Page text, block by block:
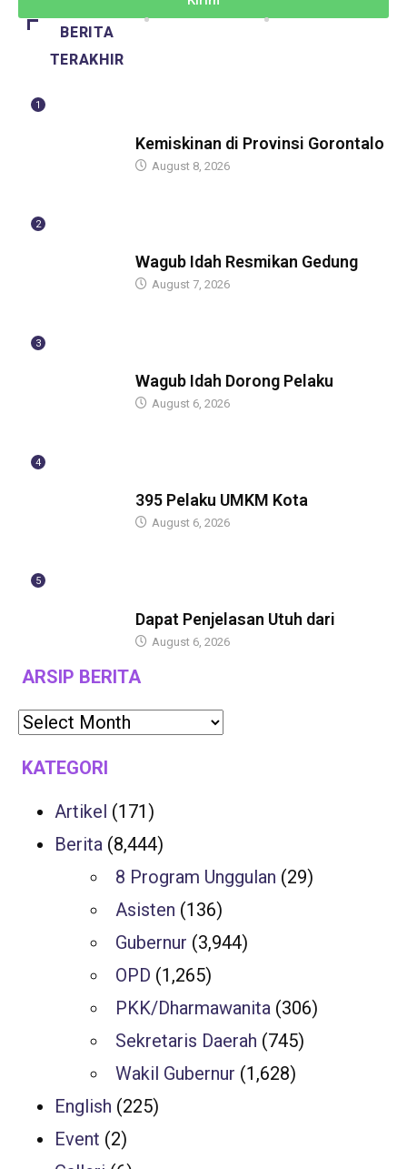
BERITA
TERAKHIR
1
Kemiskinan di Provinsi Gorontalo
August 8, 2026
2
Wagub Idah Resmikan Gedung
August 7, 2026
3
Wagub Idah Dorong Pelaku
August 6, 2026
4
395 Pelaku UMKM Kota
August 6, 2026
5
Dapat Penjelasan Utuh dari
August 6, 2026
ARSIP BERITA
KATEGORI
Artikel (171)
Berita (8,444)
8 Program Unggulan (29)
Asisten (136)
Gubernur (3,944)
OPD (1,265)
PKK/Dharmawanita (306)
Sekretaris Daerah (745)
Wakil Gubernur (1,628)
English (225)
Event (2)